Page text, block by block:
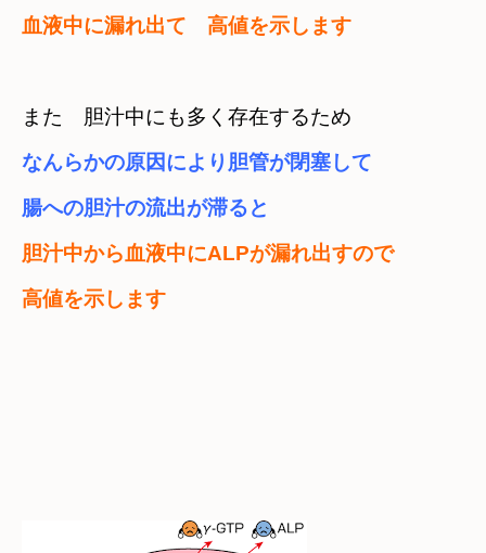
血液中に漏れ出て　高値を示します
また　胆汁中にも多く存在するため
なんらかの原因により胆管が閉塞して
腸への胆汁の流出が滞ると
胆汁中から血液中にALPが漏れ出すので
高値を示します